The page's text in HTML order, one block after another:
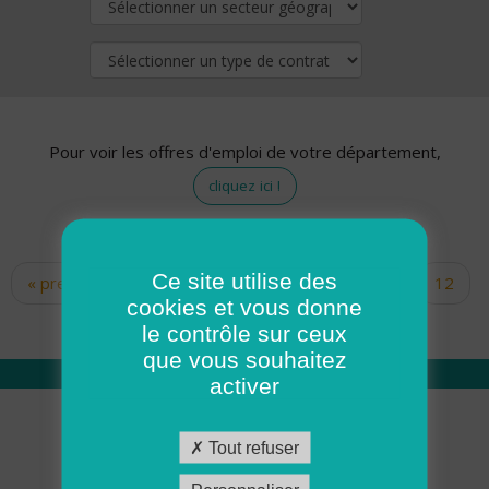
Pour voir les offres d'emploi de votre département,
cliquez ici !
Pages
« premier ‹ précédent … 10
12
14 15 16 17
Qui sommes nous
Académie ADMR
Ce site utilise des
cookies et vous donne
le contrôle sur ceux
que vous souhaitez
activer
Tout refuser